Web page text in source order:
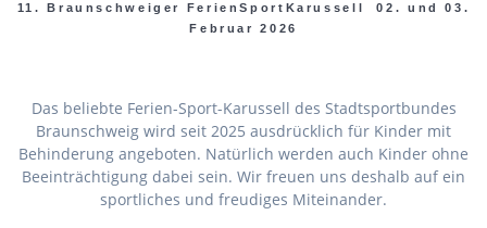
11. Braunschweiger FerienSportKarussell 02. und 03.
Februar 2026
Das beliebte Ferien-Sport-Karussell des Stadtsportbundes
Braunschweig wird seit 2025 ausdrücklich für Kinder mit
Behinderung angeboten. Natürlich werden auch Kinder ohne
Beeinträchtigung dabei sein. Wir freuen uns deshalb auf ein
sportliches und freudiges Miteinander.